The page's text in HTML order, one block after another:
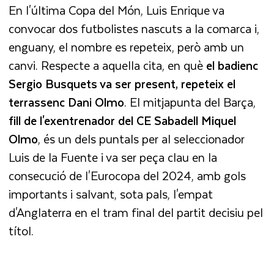
En l'última Copa del Món, Luis Enrique va
convocar dos futbolistes nascuts a la comarca i,
enguany, el nombre es repeteix, però amb un
canvi. Respecte a aquella cita, en quèel badienc
Sergio Busquets va ser present, repeteix el
terrassenc Dani Olmo. El mitjapunta del Barça,
fill de l'exentrenador del CE Sabadell Miquel
Olmo, és un dels puntals per al seleccionador
Luis de la Fuente i va ser peça clau en la
consecució de l'Eurocopa del 2024, amb gols
importants i salvant, sota pals, l'empat
d'Anglaterra en el tram final del partit decisiu pel
títol.